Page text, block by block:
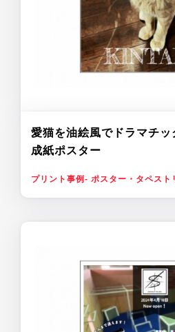
愛猫を油絵風でドラマチ
成紙ポスター
プリント事例- ポスター・タペスト